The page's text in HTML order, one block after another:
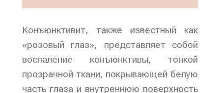
Конъюнктивит, также известный как
«розовый глаз», представляет собой
воспаление конъюнктивы, тонкой
прозрачной ткани, покрывающей белую
часть глаза и внутреннюю поверхность